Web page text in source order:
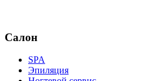
Салон
SPA
Эпиляция